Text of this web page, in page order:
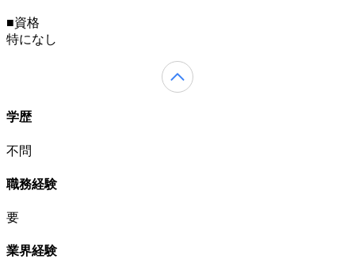
■資格
特になし
学歴
不問
職務経験
要
業界経験